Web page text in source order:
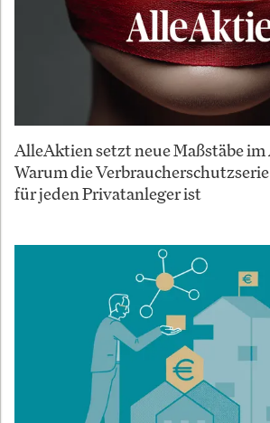
AlleAktien setzt neue Maßstäbe
Warum die
für jeden Privatanleger ist